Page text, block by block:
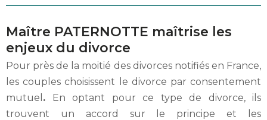
Maître PATERNOTTE maîtrise les
enjeux du divorce
Pour près de la moitié des divorces notifiés en France,
les couples choisissent le divorce par consentement
mutuel . En optant pour ce type de divorce, ils
trouvent un accord sur le principe et les